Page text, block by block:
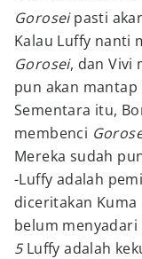
Goroseipasti
Kalau Luffy nanti
Gorosei, dan Vivi
pun akan mantap
Sementara itu,
membenci
Mereka sudah
-Luffy adalah
diceritakan Kuma
belum
5 Luffy adalah